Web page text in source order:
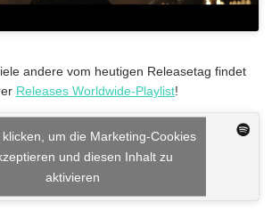
andere vom heutigen Releasetag findet
Releases Worldwide-Playlist!
klicken, um die Marketing-Cookies
und diesen Inhalt zu
aktivieren